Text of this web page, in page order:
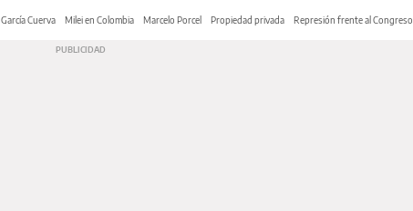
García Cuerva Milei en Colombia Marcelo Porcel Propiedad privada Represión frente al Congreso